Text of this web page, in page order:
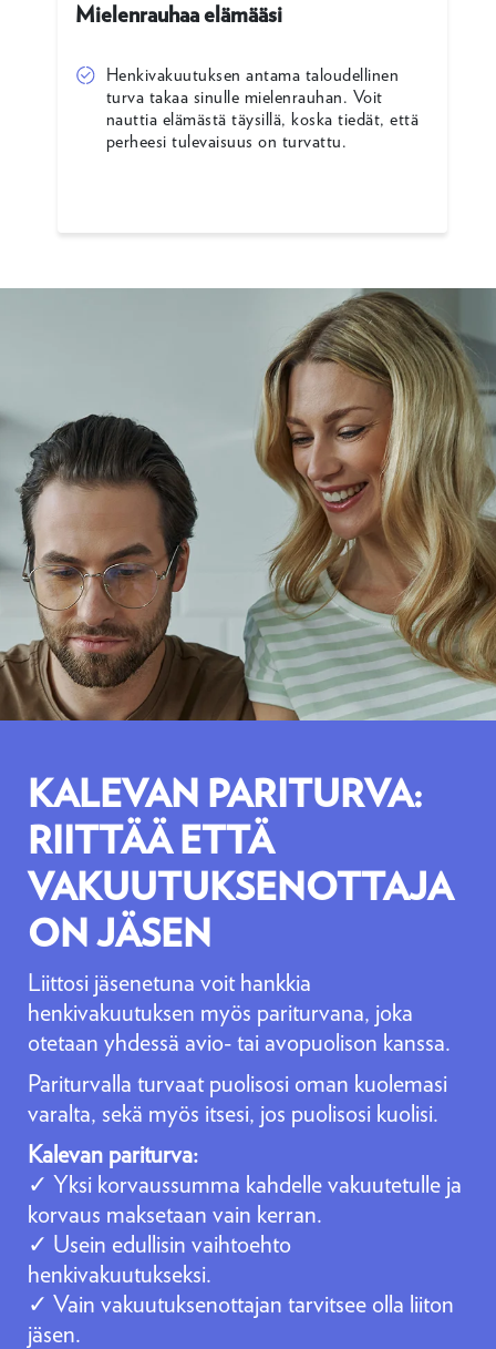
Mielenrauhaa elämääsi
Henkivakuutuksen antama taloudellinen
turva takaa sinulle mielenrauhan. Voit
nauttia elämästä täysillä, koska tiedät, että
perheesi tulevaisuus on turvattu.
KALEVAN PARITURVA:
RIITTÄÄ ETTÄ
VAKUUTUKSENOTTAJA
ON JÄSEN
Liittosi jäsenetuna voit hankkia
henkivakuutuksen myös pariturvana, joka
otetaan yhdessä avio- tai avopuolison kanssa.
Pariturvalla turvaat puolisosi oman kuolemasi
varalta, sekä myös itsesi, jos puolisosi kuolisi.
Kalevan pariturva:
✓ Yksi korvaussumma kahdelle vakuutetulle ja
korvaus maksetaan vain kerran.
✓ Usein edullisin vaihtoehto
henkivakuutukseksi.
✓ Vain vakuutuksenottajan tarvitsee olla liiton
jäsen.